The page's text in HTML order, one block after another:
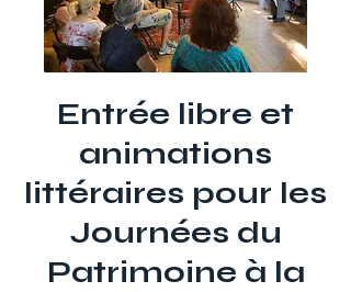
Entrée libre et
animations
littéraires pour les
Journées du
Patrimoine à la